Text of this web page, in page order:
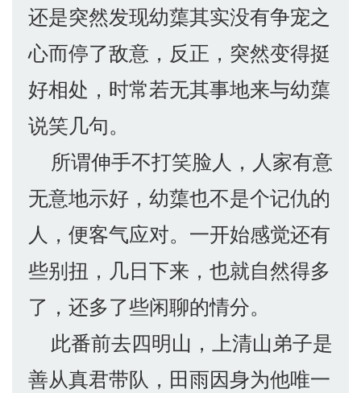
还是突然发现幼蕖其实没有争宠之
心而停了敌意，反正，突然变得挺
好相处，时常若无其事地来与幼蕖
说笑几句。
所谓伸手不打笑脸人，人家有意
无意地示好，幼蕖也不是个记仇的
人，便客气应对。一开始感觉还有
些别扭，几日下来，也就自然得多
了，还多了些闲聊的情分。
此番前去四明山，上清山弟子是
善从真君带队，田雨因身为他唯一